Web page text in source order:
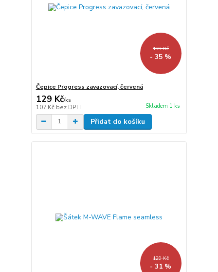
199 Kč
- 35 %
Čepice Progress zavazovací, červená
129 Kč/ks
107 Kč bez DPH Skladem 1 ks
Přidat do košíku
129 Kč
- 31 %